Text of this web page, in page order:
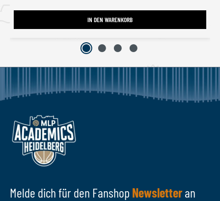
IN DEN WARENKORB
Melde dich für den Fanshop Newsletteran